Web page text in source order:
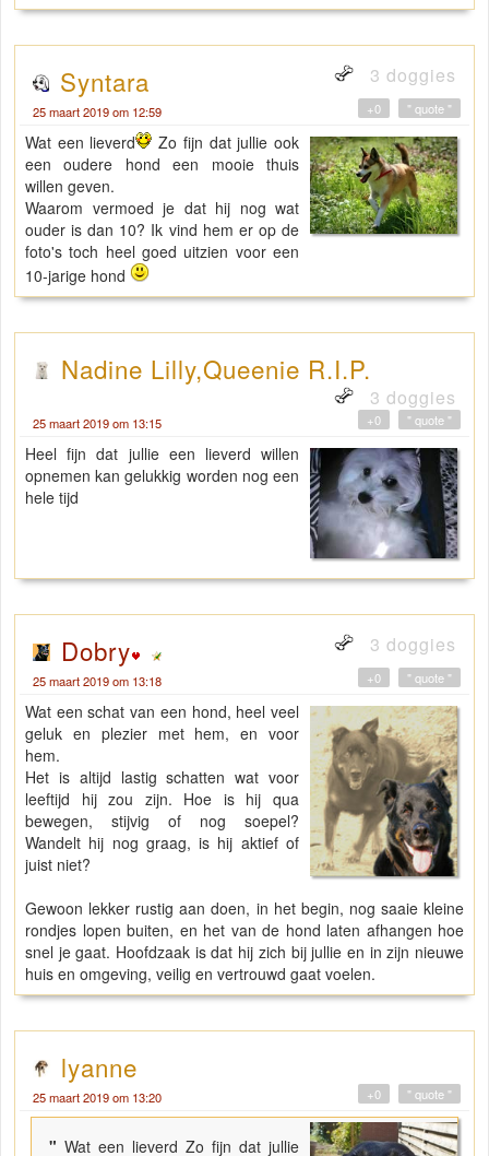
Syntara 3 doggies
25 maart 2019 om 12:59 " quote "
+0
Wat een lieverd
Zo fijn dat jullie ook
een oudere hond een mooie thuis
willen geven.
Waarom vermoed je dat hij nog wat
ouder is dan 10? Ik vind hem er op de
foto's toch heel goed uitzien voor een
10-jarige hond
Nadine Lilly,Queenie R.I.P.
3 doggies
25 maart 2019 om 13:15 " quote "
+0
Heel fijn dat jullie een lieverd willen
opnemen kan gelukkig worden nog een
hele tijd
Dobry 3 doggies
25 maart 2019 om 13:18 " quote "
+0
Wat een schat van een hond, heel veel
geluk en plezier met hem, en voor
hem.
Het is altijd lastig schatten wat voor
leeftijd hij zou zijn. Hoe is hij qua
bewegen, stijvig of nog soepel?
Wandelt hij nog graag, is hij aktief of
juist niet?
Gewoon lekker rustig aan doen, in het begin, nog saaie kleine
rondjes lopen buiten, en het van de hond laten afhangen hoe
snel je gaat. Hoofdzaak is dat hij zich bij jullie en in zijn nieuwe
huis en omgeving, veilig en vertrouwd gaat voelen.
lyanne
25 maart 2019 om 13:20 " quote "
+0
"Wat een lieverd Zo fijn dat jullie